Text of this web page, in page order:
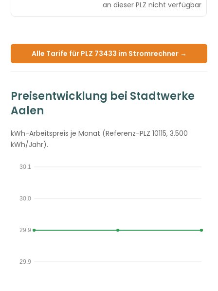
an dieser PLZ nicht verfügbar
Alle Tarife für PLZ 73433 im Stromrechner →
Preisentwicklung bei Stadtwerke
Aalen
kWh-Arbeitspreis je Monat (Referenz-PLZ 10115, 3.500
kWh/Jahr).